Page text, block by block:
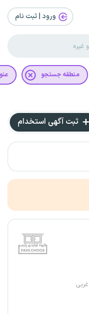
ورود | ثبت‌ نام
منطقه جستجو
ثبت آگهی استخدام